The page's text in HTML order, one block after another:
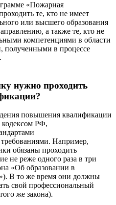
«Пожарная
те, кто не имеет
или высшего образования
а также те, кто не
компетенциями в области
полученными в процессе
нужно проходить
повышения квалификации
кодексом РФ,
Например,
обязаны проходить
не реже одного раза в три
«Об образовании в
В то же время они должны
свой профессиональный
же закона).